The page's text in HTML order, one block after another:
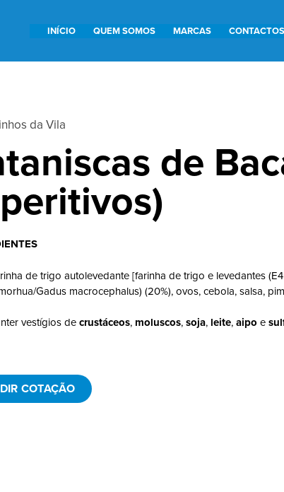
INÍCIO QUEM SOMOS MARCAS CONTACTOS
da Vila
de
de trigo autolevedante [farinha de trigo e levedantes
Gadus macrocephalus) (20%), ovos, cebola, salsa,
vestígios de crustáceos, moluscos, soja, leite, aipo e
COTAÇÃO